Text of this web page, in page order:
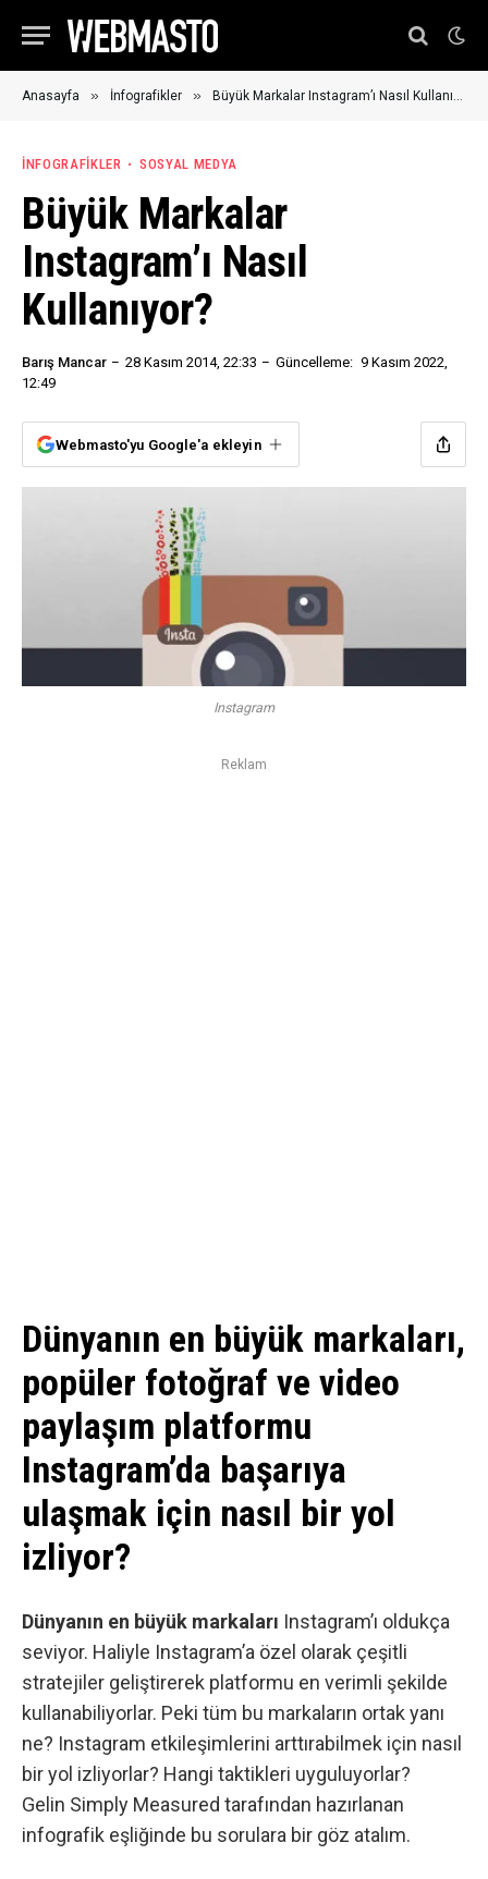
Anasayfa » İnfografikler » Büyük Markalar Instagram’ı Nasıl Kullanıyor?
İNFOGRAFIKLER SOSYAL MEDYA
Büyük Markalar
Instagram’ı Nasıl
Kullanıyor?
Barış Mancar 28 Kasım 2014, 22:33 Güncelleme: 9 Kasım 2022,
12:49
Webmasto'yu Google'a ekleyin
Instagram
Reklam
Dünyanın en büyük markaları,
popüler fotoğraf ve video
paylaşım platformu
Instagram’da başarıya
ulaşmak için nasıl bir yol
izliyor?
Dünyanın en büyük markaları Instagram’ı oldukça
seviyor. Haliyle Instagram’a özel olarak çeşitli
stratejiler geliştirerek platformu en verimli şekilde
kullanabiliyorlar. Peki tüm bu markaların ortak yanı
ne? Instagram etkileşimlerini arttırabilmek için nasıl
bir yol izliyorlar? Hangi taktikleri uyguluyorlar?
Gelin Simply Measured tarafından hazırlanan
infografik eşliğinde bu sorulara bir göz atalım.